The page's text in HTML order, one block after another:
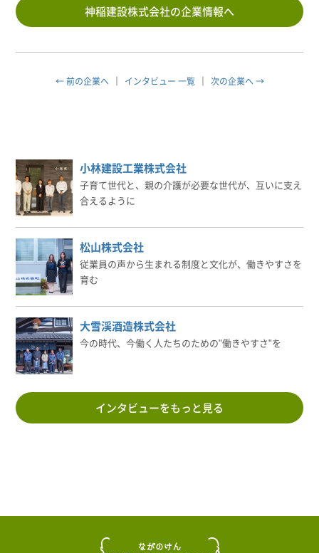
神稲建設株式会社の企業情報へ
← 前の企業へ インタビュー 一覧 次の企業へ →
小林建設工業株式会社
子育て世代と、親の介護が必要な世代が、互いに支え
合えるように
松山株式会社
従業員の声から生まれる制度と文化が、働きやすさを
育む
大雪渓酒造株式会社
今の時代、今働く人たちのための"働きやすさ"を
インタビューをもっと見る